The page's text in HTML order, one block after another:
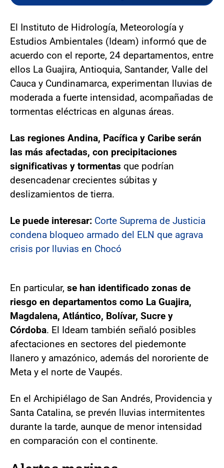
El Instituto de Hidrología, Meteorología y
Estudios Ambientales (Ideam) informó que de
acuerdo con el reporte, 24 departamentos, entre
ellos La Guajira, Antioquia, Santander, Valle del
Cauca y Cundinamarca, experimentan lluvias de
moderada a fuerte intensidad, acompañadas de
tormentas eléctricas en algunas áreas.
Las regiones Andina, Pacífica y Caribe serán
las más afectadas, con precipitaciones
significativas y tormentas que podrían
desencadenar crecientes súbitas y
deslizamientos de tierra.
Le puede interesar: Corte Suprema de Justicia
condena bloqueo armado del ELN que agrava
crisis por lluvias en Chocó
En particular, se han identificado zonas de
riesgo en departamentos como La Guajira,
Magdalena, Atlántico, Bolívar, Sucre y
Córdoba. El Ideam también señaló posibles
afectaciones en sectores del piedemonte
llanero y amazónico, además del nororiente de
Meta y el norte de Vaupés.
En el Archipiélago de San Andrés, Providencia y
Santa Catalina, se prevén lluvias intermitentes
durante la tarde, aunque de menor intensidad
en comparación con el continente.